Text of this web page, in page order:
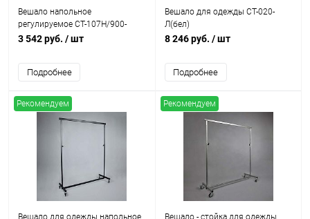
Вешало напольное
регулируемое СТ-107Н/900-
Л(бел)
3 542 руб. / шт
Подробнее
Вешало для одежды СТ-020-
Л(бел)
8 246 руб. / шт
Подробнее
Рекомендуем
Вешало для одежды напольное
Рекомендуем
Вешало - стойка для одежды